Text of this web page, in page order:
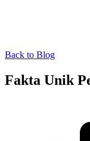
Back to Blog
Fakta Unik